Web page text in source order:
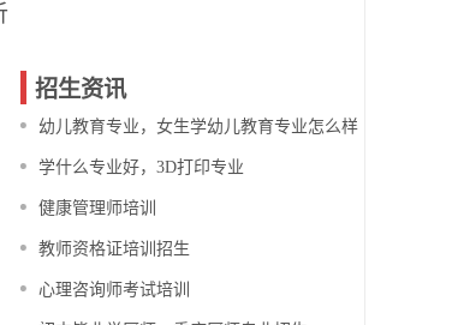
招生资讯
幼儿教育专业，女生学幼儿教育专业怎么样
学什么专业好，3D打印专业
健康管理师培训
教师资格证培训招生
心理咨询师考试培训